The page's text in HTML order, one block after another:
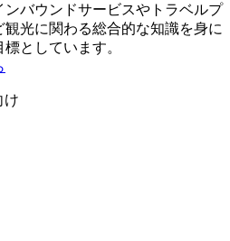
ンバウンドサービスやトラベルプ
観光に関わる総合的な知識を身に
としています。
け